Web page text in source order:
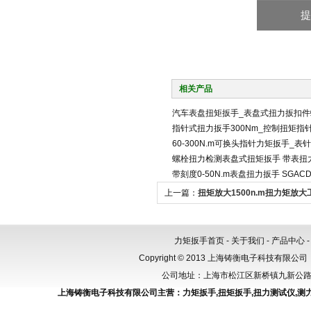
相关产品
汽车表盘扭矩扳手_表盘式扭力扳扣
指针式扭力扳手300Nm_控制扭矩指
60-300N.m可换头指针力矩扳手_表
螺栓扭力检测表盘式扭矩扳手 带表扭
带刻度0-50N.m表盘扭力扳手
上一篇： 扭矩放大1500n.m扭力矩放大
力矩扳手首页 - 关于我们 - 产品中心 -
Copyright © 2013 上海铸衡电子科技有限公
公司地址：上海市松江区新桥镇九新
上海铸衡电子科技有限公司主营： 力矩扳手,扭矩扳手,扭力测试仪,测